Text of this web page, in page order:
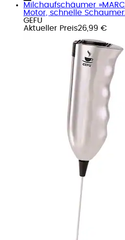
Milchaufschäumer
Motor, schnelle
GEFU
Aktueller Preis26,99 €